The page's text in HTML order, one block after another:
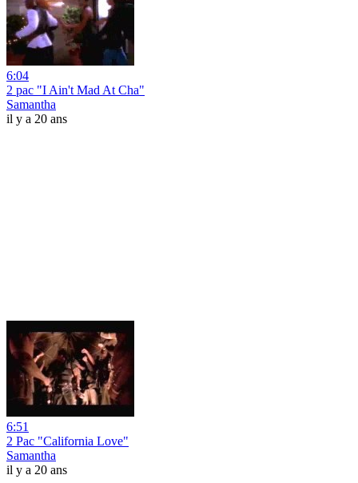
6:04
2 pac "I Ain't Mad At Cha"
Samantha
il y a 20 ans
6:51
2 Pac "California Love"
Samantha
il y a 20 ans